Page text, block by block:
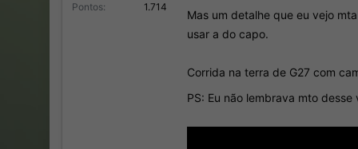
Pontos
1.714
Mas um detalhe que eu vejo
usar a do capo.
Corrida na terra de G27 com
PS: Eu não lembrava mto